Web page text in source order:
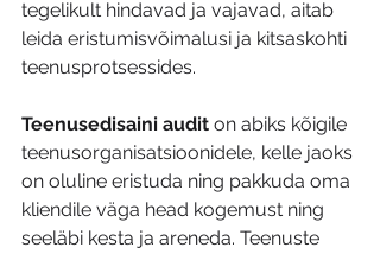
tegelikult hindavad ja vajavad, aitab
leida eristumisvõimalusi ja kitsaskohti
teenusprotsessides.
Teenusedisaini audit on abiks kõigile
teenusorganisatsioonidele, kelle jaoks
on oluline eristuda ning pakkuda oma
kliendile väga head kogemust ning
seeläbi kesta ja areneda. Teenuste